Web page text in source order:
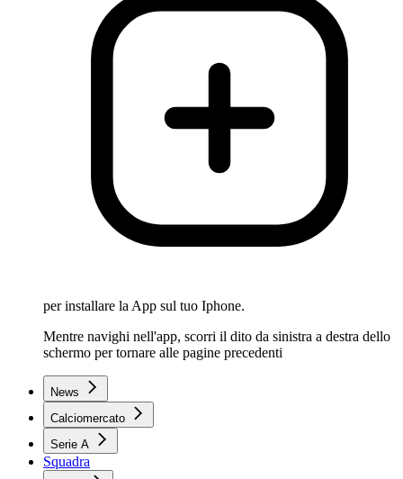
per installare la App sul tuo Iphone.
Mentre navighi nell'app, scorri il dito da sinistra a destra dello
schermo per tornare alle pagine precedenti
News
Calciomercato
Serie A
Squadra